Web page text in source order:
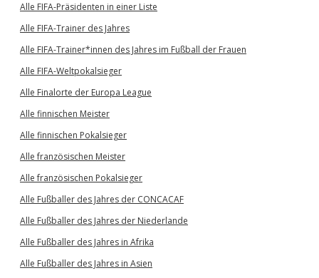
Alle FIFA-Präsidenten in einer Liste
Alle FIFA-Trainer des Jahres
Alle FIFA-Trainer*innen des Jahres im Fußball der Frauen
Alle FIFA-Weltpokalsieger
Alle Finalorte der Europa League
Alle finnischen Meister
Alle finnischen Pokalsieger
Alle französischen Meister
Alle französischen Pokalsieger
Alle Fußballer des Jahres der CONCACAF
Alle Fußballer des Jahres der Niederlande
Alle Fußballer des Jahres in Afrika
Alle Fußballer des Jahres in Asien